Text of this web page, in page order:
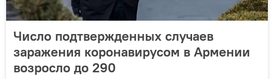
Число подтвержденных случаев
заражения коронавирусом в Армении
возросло до 290